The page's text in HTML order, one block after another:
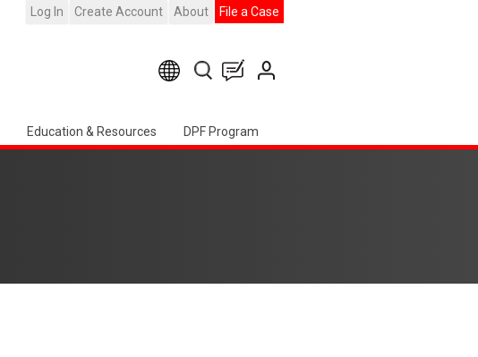
Log In Create Account About File a Case
Education & Resources DPF Program